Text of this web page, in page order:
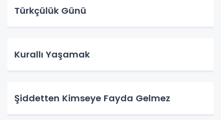
Türkçülük Günü
Kurallı Yaşamak
Şiddetten Kimseye Fayda Gelmez